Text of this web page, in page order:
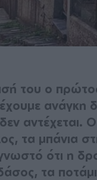
του ο
ανάγκη
αντέχεται. Ο
τα μπάνια
ότι η
τα ποτάμια